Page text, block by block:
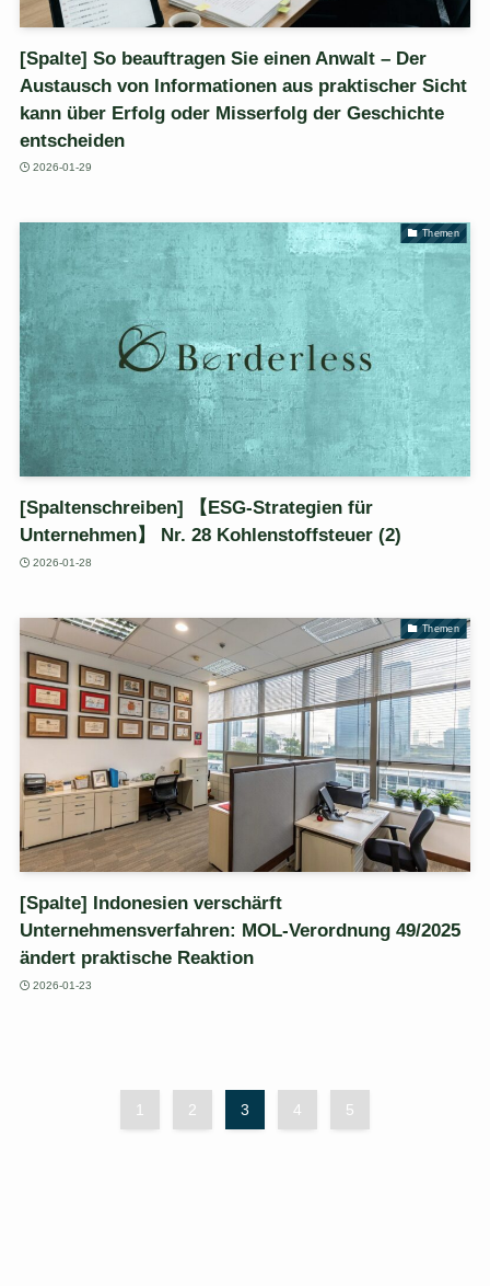
[Spalte] So beauftragen Sie einen Anwalt – Der
Austausch von Informationen aus praktischer Sicht
kann über Erfolg oder Misserfolg der Geschichte
entscheiden
2026-01-29
Themen
[Spaltenschreiben] 【ESG-Strategien für
Unternehmen】 Nr. 28 Kohlenstoffsteuer (2)
2026-01-28
Themen
[Spalte] Indonesien verschärft
Unternehmensverfahren: MOL-Verordnung 49/2025
ändert praktische Reaktion
2026-01-23
1 2 3 4 5